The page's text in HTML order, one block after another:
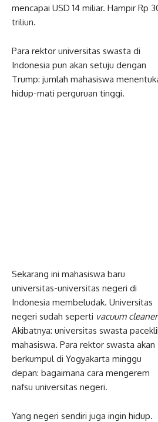
mencapai USD 14 miliar. Hampir Rp
triliun.
Para rektor universitas swasta di
Indonesia pun akan setuju dengan
Trump: jumlah mahasiswa
hidup-mati perguruan tinggi.
Sekarang ini mahasiswa baru
universitas-universitas negeri di
Indonesia membeludak. Universitas
negeri sudah seperti vacuum cleaner
Akibatnya: universitas swasta
mahasiswa. Para rektor swasta akan
berkumpul di Yogyakarta minggu
depan: bagaimana cara mengerem
nafsu universitas negeri.
Yang negeri sendiri juga ingin hidup.